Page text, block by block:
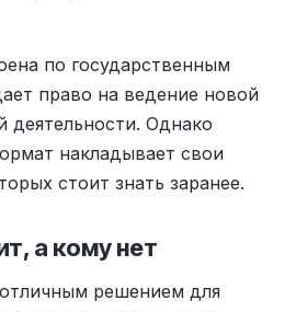
по государственным
право на ведение новой
деятельности. Однако
накладывает свои
стоит знать заранее.
а кому нет
решением для